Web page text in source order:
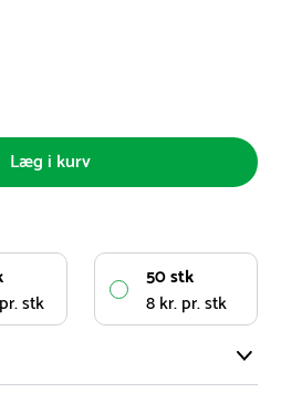
Læg i kurv
stk
50 stk
8 kr. pr. stk